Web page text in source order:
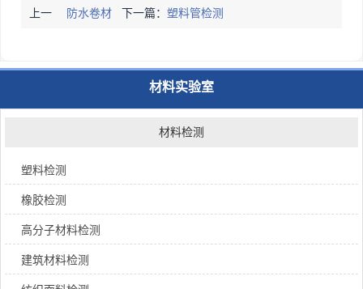
上一 防水卷材 下一篇：塑料管检测
材料实验室
材料检测
塑料检测
橡胶检测
高分子材料检测
建筑材料检测